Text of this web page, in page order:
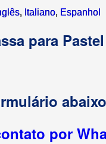
, Italiano, Espanhol
para
por